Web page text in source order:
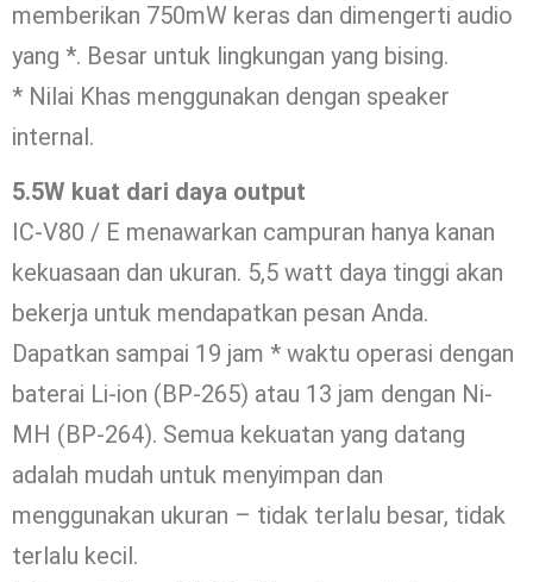
memberikan 750mW keras dan dimengerti audio
yang *. Besar untuk lingkungan yang bising.
* Nilai Khas menggunakan dengan speaker
internal.
5.5W kuat dari daya output
IC-V80 / E menawarkan campuran hanya kanan
kekuasaan dan ukuran. 5,5 watt daya tinggi akan
bekerja untuk mendapatkan pesan Anda.
Dapatkan sampai 19 jam * waktu operasi dengan
baterai Li-ion (BP-265) atau 13 jam dengan Ni-
MH (BP-264). Semua kekuatan yang datang
adalah mudah untuk menyimpan dan
menggunakan ukuran – tidak terlalu besar, tidak
terlalu kecil.